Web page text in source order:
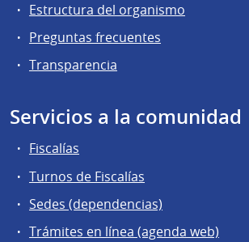
Estructura del organismo
Preguntas frecuentes
Transparencia
Servicios a la comunidad
Fiscalías
Turnos de Fiscalías
Sedes (dependencias)
Trámites en línea (agenda web)